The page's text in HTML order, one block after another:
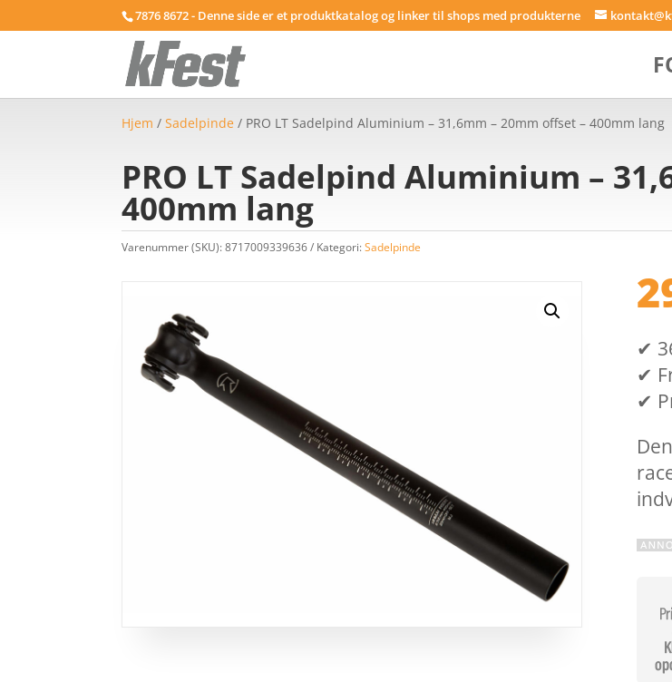
7876 8672 - Denne side er et produktkatalog og linker til shops med produkterne
Hjem /Sadelpinde / PRO LT Sadelpind Aluminium – 31,6mm – 20mm offset – 400mm lang
PRO LT Sadelpind Aluminium –
400mm lang
Varenummer (SKU):8717009339636 Kategori:Sadelpinde
✔
✔
✔